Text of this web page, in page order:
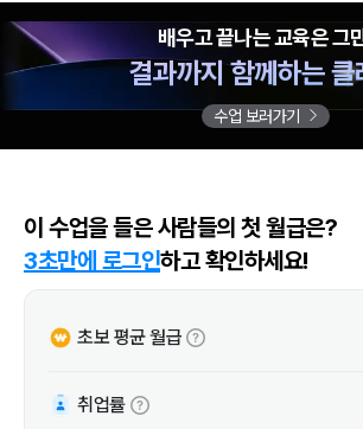
배우고 끝나는 교육은 그
결과까지 함께하는 클
수업 보러가기
이 수업을 들은 사람들의 첫 월급은?
3초만에 로그인하고 확인하세요!
초보 평균 월급
취업률